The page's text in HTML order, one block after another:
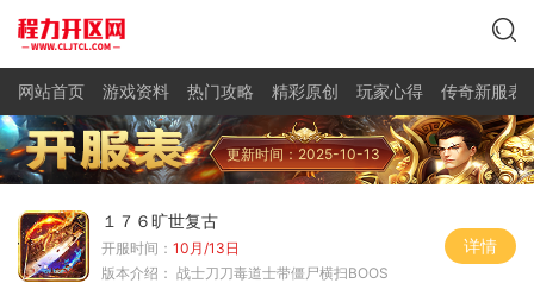
网站首页 游戏资料 热门攻略 精彩原创 玩家心得 传奇新服表
更新时间：2025-10-13
１７６旷世复古
开服时间： 10月/13日
版本介绍： 战士刀刀毒道士带僵尸横扫BOOS
详情